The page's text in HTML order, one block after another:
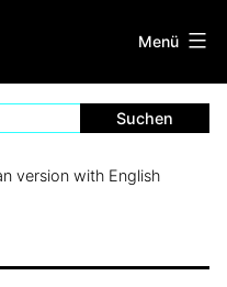
Menü
version with English